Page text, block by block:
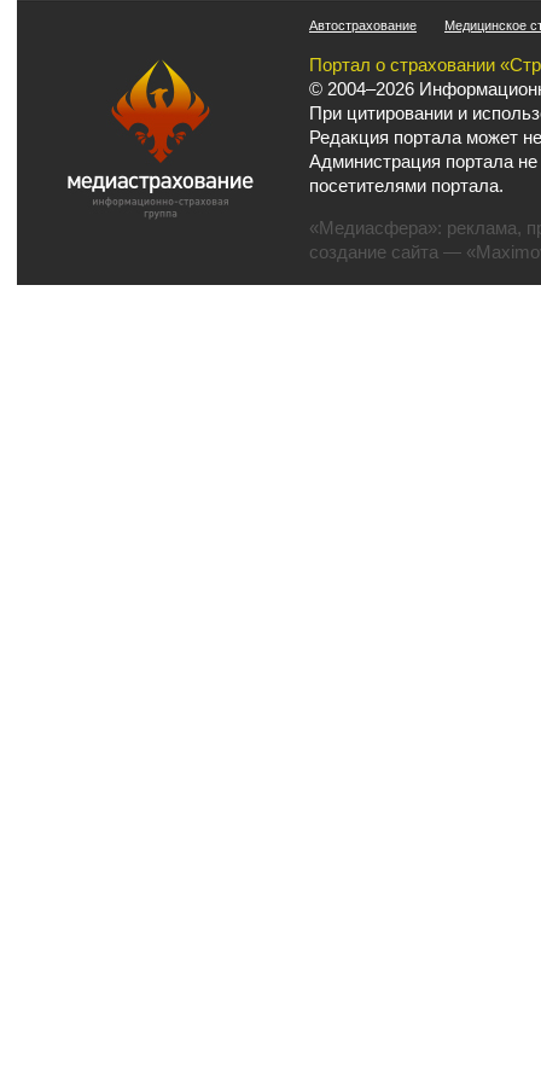
Автострахование Медицинское
Портал о страховании
© 2004–2026
При цитировании и
Редакция портала может
Администрация портала
посетителями портала.
«Медиасфера»: реклама,
создание сайта —